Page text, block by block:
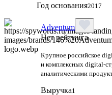
Год основания2017
Adventum
Нет рейтинга
Крупное российское
и комплексных
аналитическими
Выручка1